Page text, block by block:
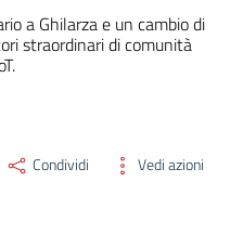
a Ghilarza e un cambio di
straordinari di comunità
Condividi Vedi azioni